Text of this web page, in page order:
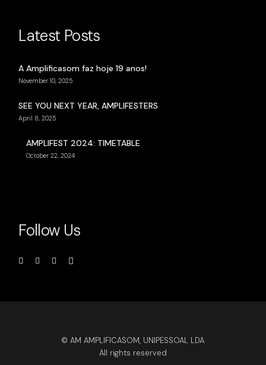
Latest Posts
A Amplificasom faz hoje 19 anos!
November 10, 2025
SEE YOU NEXT YEAR, AMPLIFESTERS
April 8, 2025
AMPLIFEST 2024: TIMETABLE
October 22, 2024
Follow Us
© AM AMPLIFICASOM, UNIPESSOAL LDA
All rights reserved